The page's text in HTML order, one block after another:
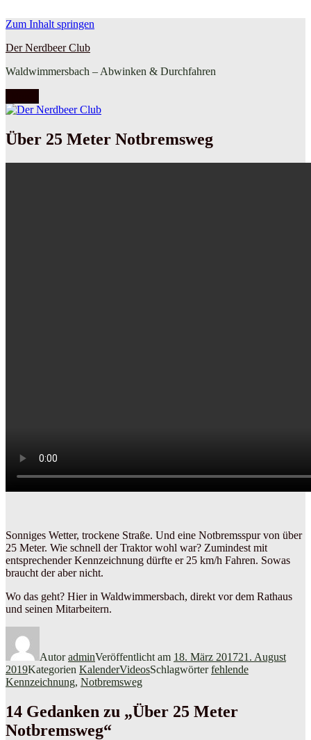
Zum Inhalt springen
Der Nerdbeer Club
Waldwimmersbach – Abwinken & Durchfahren
Über 25 Meter Notbremsweg
Sonniges Wetter, trockene Straße. Und eine Notbremsspur von über
25 Meter. Wie schnell der Traktor wohl war? Zumindest mit
entsprechender Kennzeichnung dürfte er 25 km/h Fahren. Sowas
braucht der aber nicht.
Wo das geht? Hier in Waldwimmersbach, direkt vor dem Rathaus
und seinen Mitarbeitern.
AutoradminVeröffentlicht am 18. März 201721. August
2019Kategorien KalenderVideosSchlagwörterfehlende
Kennzeichnung, Notbremsweg
14 Gedanken zu „Über 25 Meter
Notbremsweg“